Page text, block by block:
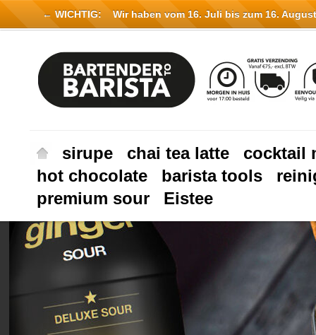
sirupe chai tea latte
cocktail
hot chocolate
barista tools
premium sour
Eistee
← WICHTIG: Wir haben vom 16. Juli bis zum 16.